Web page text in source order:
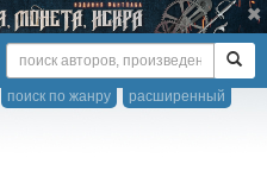
расширенный
поиск по жанру